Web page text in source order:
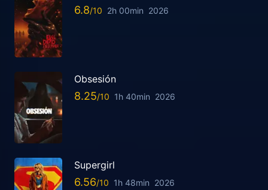
6.8 2h 00min 2026
Obsesión
8.25 1h 40min 2026
Supergirl
6.56 1h 48min 2026